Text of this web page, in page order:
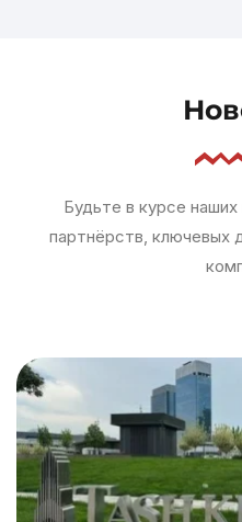
Будьте в курсе
партнёрств, ключевых